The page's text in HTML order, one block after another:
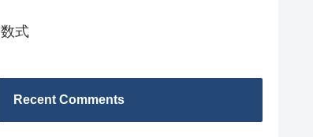
数式
Recent Comments